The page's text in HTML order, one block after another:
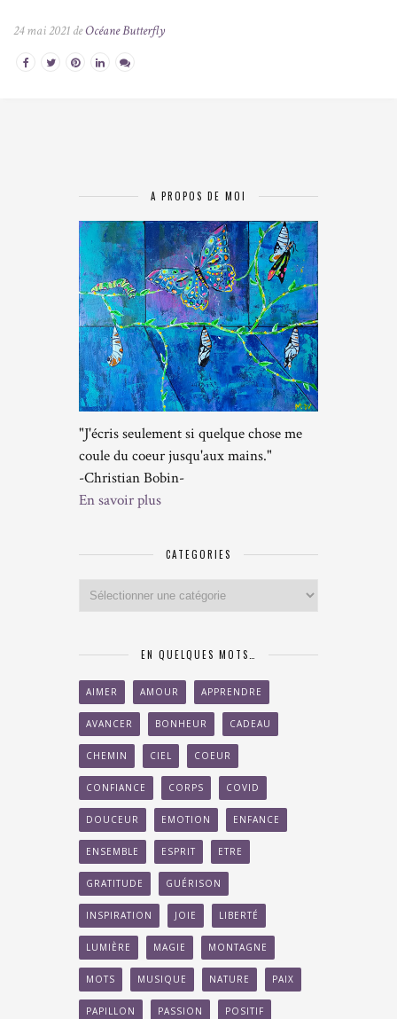
24 mai 2021 deOcéane Butterfly
A PROPOS DE MOI
"J'écris seulement si quelque chose me
coule du coeur jusqu'aux mains."
-Christian Bobin-
En savoir plus
CATEGORIES
Categories
EN QUELQUES MOTS…
AIMER AMOUR APPRENDRE
AVANCER BONHEUR CADEAU
CHEMIN CIEL COEUR
CONFIANCE CORPS COVID
DOUCEUR EMOTION ENFANCE
ENSEMBLE ESPRIT ETRE
GRATITUDE GUÉRISON
INSPIRATION JOIE LIBERTÉ
LUMIÈRE MAGIE MONTAGNE
MOTS MUSIQUE NATURE PAIX
PAPILLON PASSION POSITIF